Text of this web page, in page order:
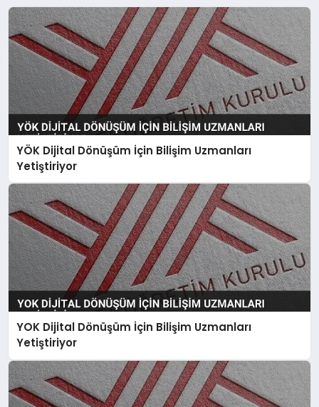
YÖK Dijital Dönüşüm İçin Bilişim Uzmanları
Yetiştiriyor
YOK Dijital Dönüşüm İçin Bilişim Uzmanları
Yetiştiriyor